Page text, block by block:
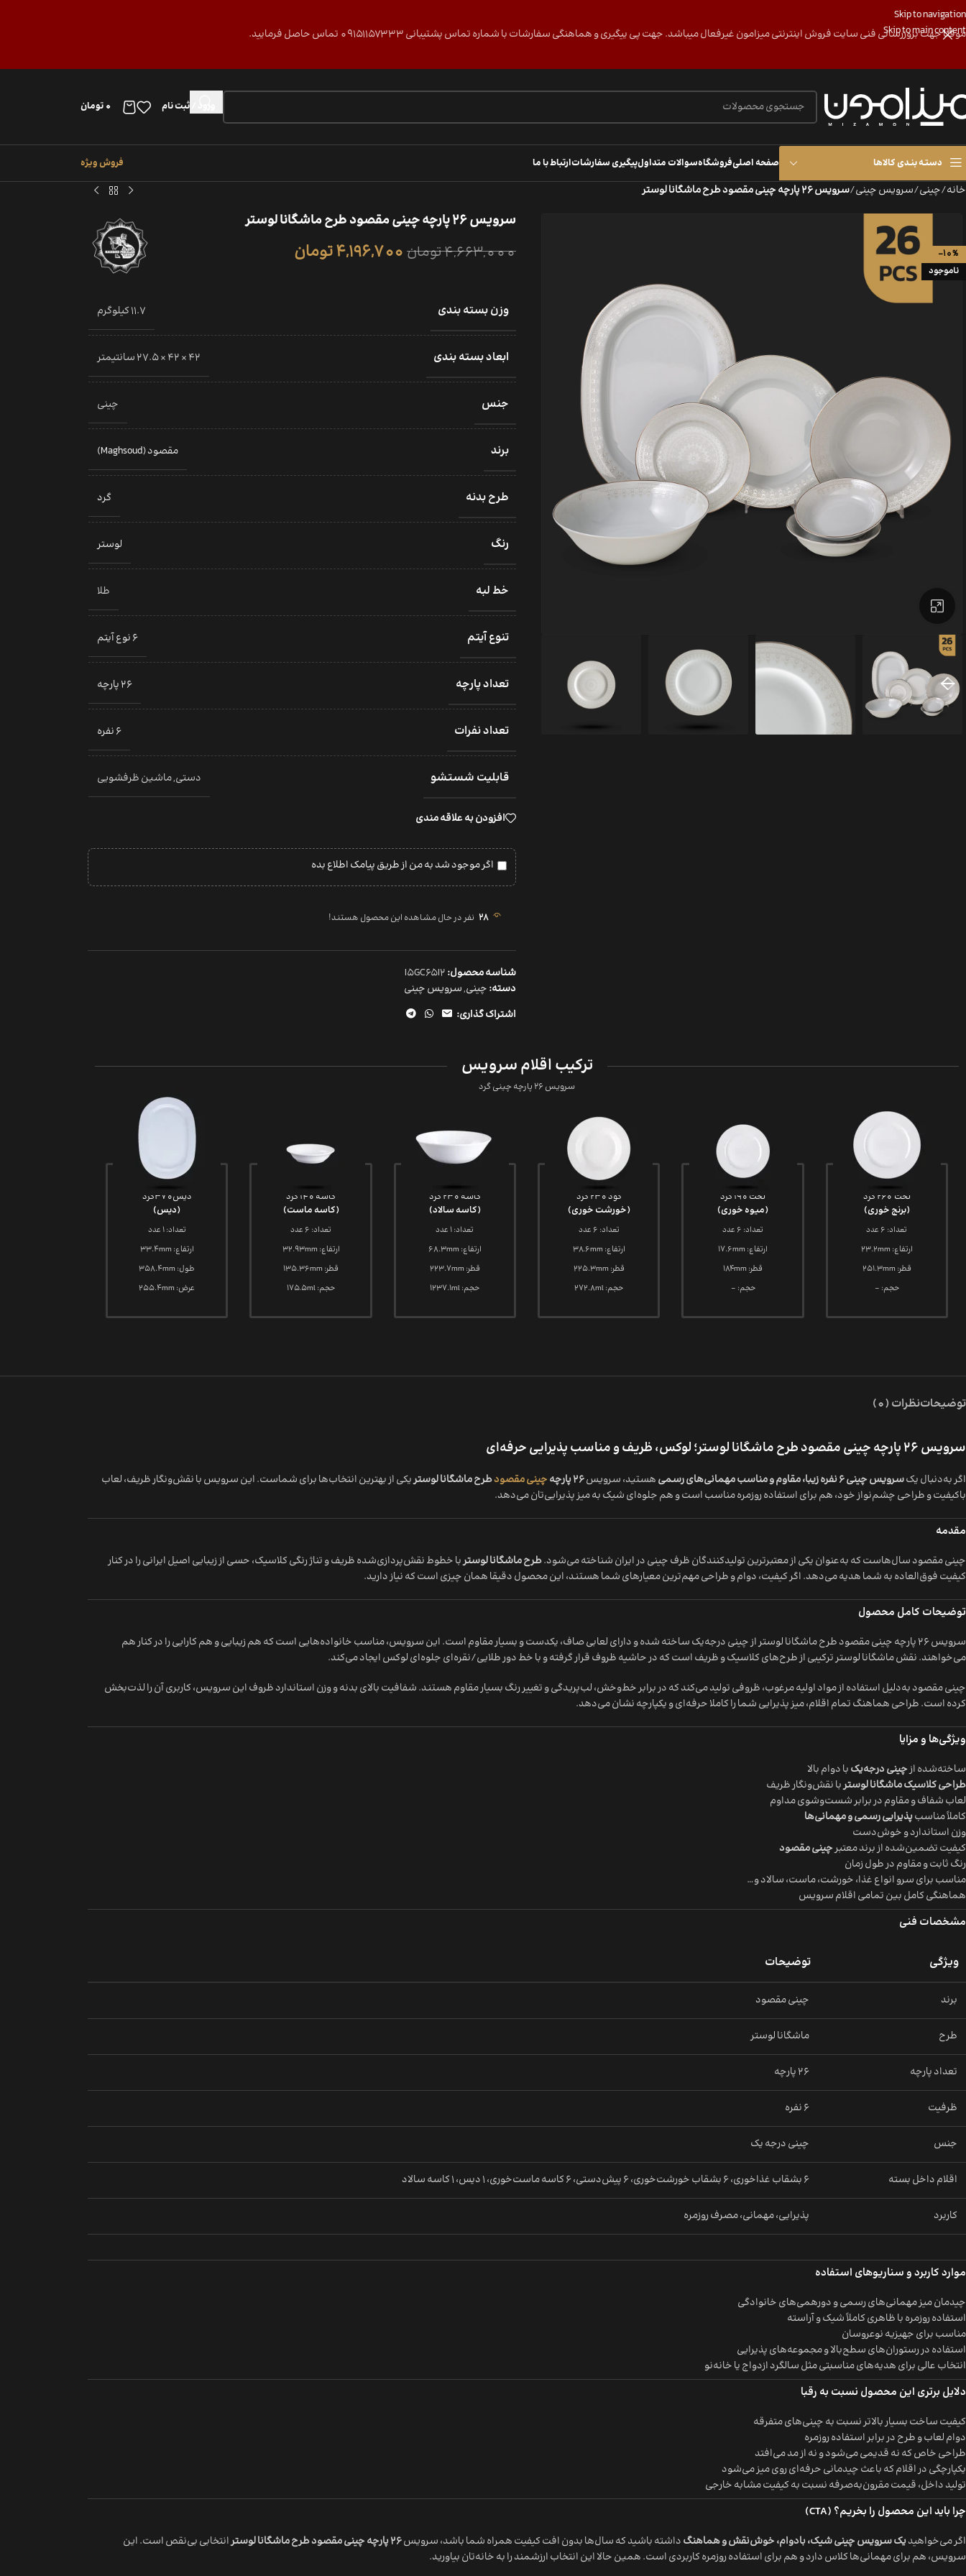
Skip to navigation
Skip to main content
موقتا جهت بروزرسانی فنی سایت فروش اینترنتی میزامون غیرفعال میباشد. جهت پی ییگیری و هماهنگی سفارشات با شماره تماس پشتیبانی 09151157333 تماس حاصل فرمایید.
ورود / ثبت نام 0 تومان
دستـه بنـدی کالاها صفحه اصلیفروشگاهسوالات متداولپیگیری سفارشاتارتباط با ما فروش ویژه
خانه/چینی/سرویس چینی/سرویس 26 پارچه چینی مقصود طرح ماشگانا لوستر
-10%
ناموجود
سرویس 26 پارچه چینی مقصود طرح ماشگانا لوستر
4,663,000تومان4,196,700تومان
وزن بسته بندی 11.7 کیلوگرم
ابعاد بسته بندی 42 × 42 × 27.5 سانتیمتر
جنس چینی
برند مقصود (Maghsoud)
طرح بدنه گرد
رنگ لوستر
خط لبه طلا
تنوع آیتم 6 نوع آیتم
تعداد پارچه 26 پارچه
تعداد نفرات 6 نفره
قابلیت شستشو دستی,ماشین ظرفشویی
افزودن به علاقه مندی
اگر موجود شد به من از طریق پیامک اطلاع بده
28 نفر در حال مشاهده این محصول هستند!
شناسه محصول:I5GC65I2
دسته:چینی,سرویس چینی
اشتراک گذاری:
ترکیب اقلام سرویس
سرویس 26 پارچه چینی گرد
تخت 260 گرد
(برنج خوری)
تعداد: 6 عدد
ارتفاع: 23.2mm
قطر: 251.3mm
حجم: -
تخت 190 گرد
(میوه خوری)
تعداد: 6 عدد
ارتفاع: 17.6mm
قطر: 184mm
حجم: -
گود 230 گرد
(خورشت خوری)
تعداد: 6 عدد
ارتفاع: 38.6mm
قطر: 225.3mm
حجم: 272.8ml
کاسه 230 گرد
(کاسه سالاد)
تعداد: 1 عدد
ارتفاع: 68.3mm
قطر: 223.7mm
حجم: 1237.1ml
کاسه 140 گرد
(کاسه ماست)
تعداد: 6 عدد
ارتفاع: 32.93mm
قطر: 135.36mm
حجم: 175.5ml
دیس370گرد
(دیس)
تعداد: 1 عدد
ارتفاع: 33.4mm
طول: 358.4mm
عرض: 255.4mm
توضیحاتنظرات (0)
سرویس 26 پارچه چینی مقصود طرح ماشگانا لوستر؛ لوکس، ظریف و مناسب پذیرایی حرفه‌ای
اگر به‌دنبال یکسرویس چینی 6 نفره زیبا، مقاوم و مناسب مهمانی‌های رسمی هستید، سرویس26 پارچه چینی مقصودطرح ماشگانا لوستریکی از بهترین انتخاب‌ها برای شماست. این سرویس با نقش‌ونگار ظریف، لعاب
باکیفیت و طراحی چشم‌نواز خود، هم برای استفاده روزمره مناسب است و هم جلوه‌ای شیک به میز پذیرایی‌تان می‌دهد.
مقدمه
چینی مقصود سال‌هاست که به‌عنوان یکی از معتبرترین تولیدکنندگان ظرف چینی در ایران شناخته می‌شود.طرح ماشگانا لوستربا خطوط نقش‌پردازی‌شده ظریف و تناژ رنگی کلاسیک، حسی از زیبایی اصیل ایرانی را در کنار
کیفیت فوق‌العاده به شما هدیه می‌دهد. اگر کیفیت، دوام و طراحی مهم‌ترین معیارهای شما هستند، این محصول دقیقا همان چیزی است که نیاز دارید.
توضیحات کامل محصول
سرویس 26 پارچه چینی مقصود طرح ماشگانا لوستر از چینی درجه‌یک ساخته شده و دارای لعابی صاف، یکدست و بسیار مقاوم است. این سرویس، مناسب خانواده‌هایی است که هم زیبایی و هم کارایی را در کنار هم
می‌خواهند. نقش ماشگانا لوستر ترکیبی از طرح‌های کلاسیک و ظریف است که در حاشیه ظروف قرار گرفته و با خط دور طلایی/نقره‌ای جلوه‌ای لوکس ایجاد می‌کند.
چینی مقصود به‌دلیل استفاده از مواد اولیه مرغوب، ظروفی تولید می‌کند که در برابر خط‌وخش، لب‌پریدگی و تغییر رنگ بسیار مقاوم هستند. شفافیت بالای بدنه و وزن استاندارد ظروف این سرویس، کاربری آن را لذت‌بخش
کرده است. طراحی هماهنگ تمام اقلام، میز پذیرایی شما را کاملا حرفه‌ای و یکپارچه نشان می‌دهد.
ویژگی‌ها و مزایا
ساخته‌شده ازچینی درجه‌یکبا دوام بالا
طراحی کلاسیک ماشگانا لوستربا نقش‌ونگار ظریف
لعاب شفاف و مقاوم در برابر شست‌وشوی مداوم
کاملاً مناسبپذیرایی رسمی و مهمانی‌ها
وزن استاندارد و خوش‌دست
کیفیت تضمین‌شده از برند معتبرچینی مقصود
رنگ ثابت و مقاوم در طول زمان
مناسب برای سرو انواع غذا، خورشت، ماست، سالاد و…
هماهنگی کامل بین تمامی اقلام سرویس
مشخصات فنی
ویژگی توضیحات
برند چینی مقصود
طرح ماشگانا لوستر
تعداد پارچه 26 پارچه
ظرفیت 6 نفره
جنس چینی درجه یک
اقلام داخل بسته 6 بشقاب غذاخوری، 6 بشقاب خورشت‌خوری، 6 پیش‌دستی، 6 کاسه ماست‌خوری، 1 دیس، 1 کاسه سالاد
کاربرد پذیرایی، مهمانی، مصرف روزمره
موارد کاربرد و سناریوهای استفاده
چیدمان میز مهمانی‌های رسمی و دورهمی‌های خانوادگی
استفاده روزمره با ظاهری کاملاً شیک و آراسته
مناسب برای جهیزیه نوعروسان
استفاده در رستوران‌های سطح‌بالا و مجموعه‌های پذیرایی
انتخاب عالی برای هدیه‌های مناسبتی مثل سالگرد ازدواج یا خانه‌نو
دلایل برتری این محصول نسبت به رقبا
کیفیت ساخت بسیار بالاتر نسبت به چینی‌های متفرقه
دوام لعاب و طرح در برابر استفاده روزمره
طراحی خاص که نه قدیمی می‌شود و نه از مد می‌افتد
یکپارچگی در اقلام که باعث چیدمانی حرفه‌ای روی میز می‌شود
تولید داخل، قیمت مقرون‌به‌صرفه نسبت به کیفیت مشابه خارجی
چرا باید این محصول را بخریم؟ (CTA)
اگر می‌خواهیدیک سرویس چینی شیک، بادوام، خوش‌نقش و هماهنگداشته باشید که سال‌ها بدون افت کیفیت همراه شما باشد، سرویس26 پارچه چینی مقصود طرح ماشگانا لوستر
انتخابی بی‌نقص است. این
سرویس، هم برای مهمانی‌ها کلاس دارد و هم برای استفاده روزمره کاربردی است. همین حالا این انتخاب ارزشمند را به خانه‌تان بیاورید.